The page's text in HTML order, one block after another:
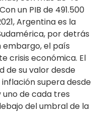
un PIB de 491.500
Argentina es la
por detrás
embargo, el país
crisis económica. El
de su valor desde
inflación supera desde
uno de cada tres
del umbral de la